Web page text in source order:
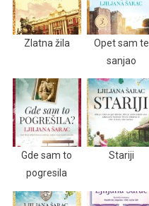
Zlatna žila
Opet sam te
sanjao
Gde sam to
pogresila
Stariji